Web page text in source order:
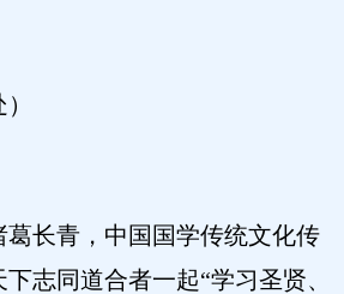
长青，中国国学传统文化传
志同道合者一起“学习圣贤、